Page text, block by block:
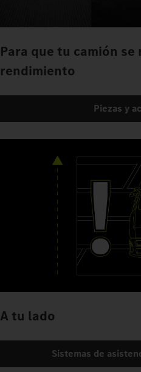
Para que tu camión
rendimiento
Piezas y
A tu lado
Sistemas de